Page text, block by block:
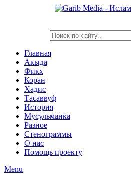
Главная
Акыда
Фикх
Коран
Хадис
Тасаввуф
История
Мусульманка
Разное
Стенограммы
О нас
Помощь проекту
Menu